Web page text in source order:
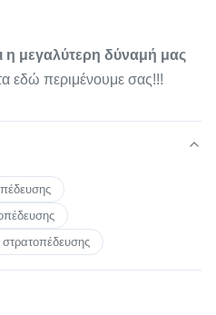
η μεγαλύτερη δύναμή μας
εδώ περιμένουμε σας!!!